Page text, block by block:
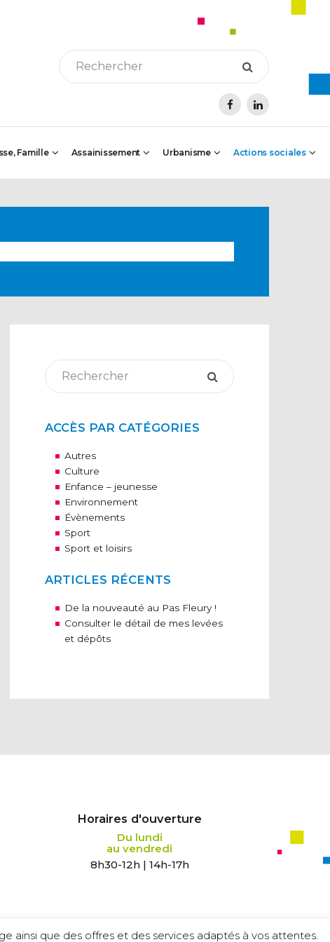
Famille Assainissement Urbanisme Actions sociales
ACCÈS PAR CATÉGORIES
Autres
Culture
Enfance – jeunesse
Environnement
Évènements
Sport
Sport et loisirs
ARTICLES RÉCENTS
De la nouveauté au Pas Fleury !
Consulter le détail de mes levées
et dépôts
Horaires d'ouverture
Du lundi
au vendredi
8h30-12h | 14h-17h
ainsi que des offres et des services adaptés à vos attentes.